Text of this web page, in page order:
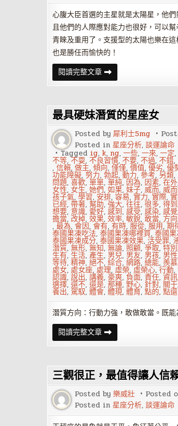
心腹大臣首選的主星就是太陽星，他
且他們的人際應對能力也很好，可以
青睞及重用了。支援型的太陽也樂在
也是勝任而愉快的！
閱讀完整文章哪
些
紫
星
最
有
可
能
成
為
老
板
的
心
腹
最具硬妹潛質的星座女
Posted by 犀利士5mg
Posted in 星座分析, 談運論命
Tagged ig, k, ng, 一些, 一來, 一定,
不等,不耍, 不良習慣,不要,不過,不錯,
,信賴,做主,傾向,僅僅, 價值,優劣, 優
功能障礙, 努力,勃起,動力,參考,另類,
問題, 喜歡,單單,單純,因為,因素,在外
女性, 女生, 她們, 如果, 妹子, 威而, 威
孩子氣,學習,安排, 容易,實力,實際,
已經,帶著, 幫助,強大,往往, 很多, 得到
想要, 意識, 愛好, 感到, 感受, 感染, 感覺
擔當, 改掉, 效果, 效率, 敏銳, 敢當, 方向
,最為,會因,會有,有時,服從,服用,期
泰國果凍吃法,泰國果凍哪裡買,泰國
泰國果凍成分, 泰國果凍效果, 活受罪,
潛質,無形,無知,無論,照顧,爭取,特別
生有, 生活, 產生, 男兒, 男友, 男孩, 男性
等待, 精神, 絕不, 綜合, 網路, 總能, 羨慕
處女, 處女座,處理,虛榮,虛榮心,行動,
認識, 說出, 講義, 豪爽,負面,責任,資訊
選擇, 還不, 還是, 那種, 野心, 針對, 關于
養出, 駕馭, 體會, 體現, 體育, 點的, 點還
潛質方向：行動力強，敢做敢當。既
閱讀完整文章最
具
硬
質
的
星
座
女
三觀很正，最值得讓人信
Posted by 樂威壯 Posted
Posted in 星座分析, 談運論命